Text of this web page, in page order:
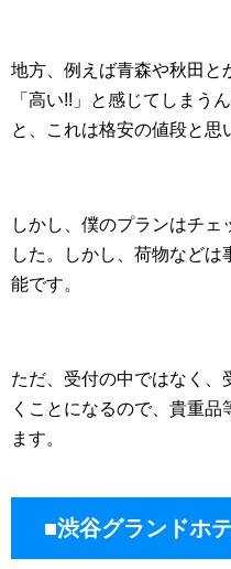
地方、例えば青森や秋田と
「高い!!」と感じてしまう
と、これは格安の値段と思
しかし、僕のプランはチ
した。しかし、荷物など
能です。
ただ、受付の中ではなく、
くことになるので、貴重
ます。
■渋谷グランドホ